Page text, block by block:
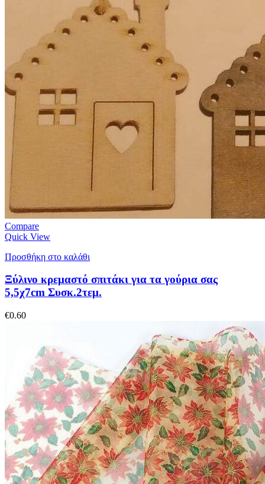
Compare
Quick View
Προσθήκη στο καλάθι
Ξύλινο κρεμαστό σπιτάκι για τα γούρια σας
5,5χ7cm Συσκ.2τεμ.
€0.60